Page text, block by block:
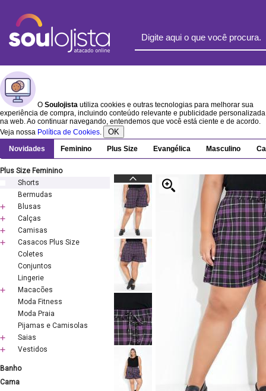
O Soulojista utiliza cookies e outras tecnologias para melhorar sua
experiência de compra, incluindo conteúdo relevante e publicidade personalizada
na web. Ao continuar navegando, entendemos que você está ciente e de acordo.
Veja nossa Política de Cookies. OK
Novidades Feminino Plus Size Evangélica Masculino
Plus Size Feminino
Shorts
Bermudas
Blusas
Calças
Camisas
Casacos Plus Size
Coletes
Conjuntos
Lingerie
Macacões
Moda Fitness
Moda Praia
Pijamas e Camisolas
Saias
Vestidos
Banho
Cama